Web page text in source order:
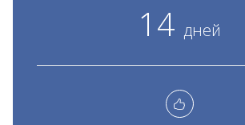
14 дней